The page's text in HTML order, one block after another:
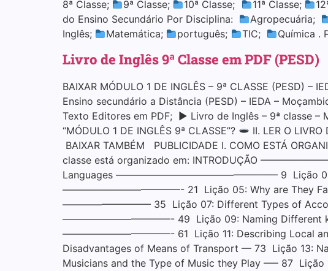
8ª Classe;
9ª Classe; 10ª Classe; 11ª Classe;
do Ensino Secundário Por Disciplina:
Agropecuária;
Inglês;
Matemática; português; TIC; Química .
Livro de Inglês 9ª Classe em PDF (PESD)
BAIXAR MÓDULO 1 DE INGLÊS – 9ª CLASSE (PESD)
Ensino secundário a Distância (PESD) – IEDA –
Texto Editores em PDF; ▶ Livro de Inglês – 9ª classe –
“MÓDULO 1 DE INGLÊS 9ª CLASSE”?
II. LER O
BAIXAR TAMBÉM PUBLICIDADE I. COMO ESTÁ
classe está organizado em: INTRODUÇÃO
Languages ————————————————– 9 Lição
————————————- 21 Lição 05: Why are They
————————— 35 Lição 07: Different Types of
———————————- 49 Lição 09: Naming Different
———————————- 61 Lição 11: Describing Local and
Disadvantages of Means of Transport — 73 Lição
Musicians and the Type of Music they Play —– 87